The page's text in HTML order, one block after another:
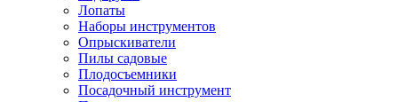
Лопаты
Наборы инструментов
Опрыскиватели
Пилы садовые
Плодосъемники
Посадочный инструмент